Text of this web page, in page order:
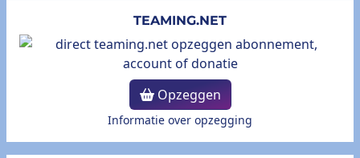
TEAMING.NET
Opzeggen
Informatie over opzegging